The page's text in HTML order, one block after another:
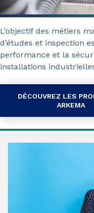
L’objectif des métiers
d’études et inspection
performance et la
installations
DÉCOUVREZ LES
ARKEMA